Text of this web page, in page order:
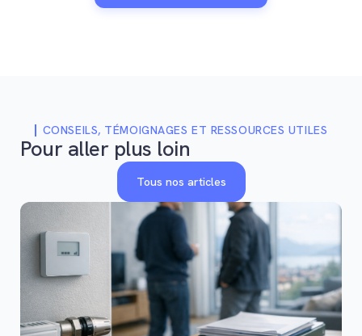
CONSEILS, TÉMOIGNAGES ET RESSOURCES UTILES
Pour aller plus loin
Tous nos articles